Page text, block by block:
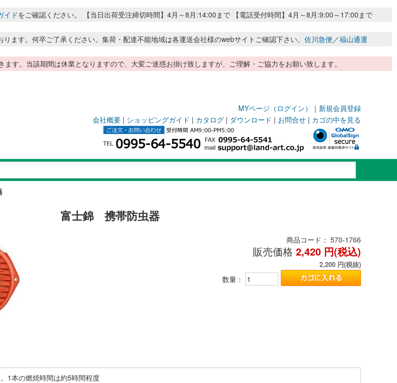
イドをご確認ください。 【当日出荷受注締切時間】4月～8月:14:00まで 【電話受付時間】4月～8月:9:00～17:00まで
ます。何卒ご了承ください。集荷・配達不能地域は各運送会社様のwebサイトご確認下さい。 佐川急便／福山通運
す。当該期間は休業となりますので、大変ご迷惑お掛け致しますが、ご理解・ご協力をお願い致します。
MYページ（ログイン） ｜ 新規会員登録
会社概要 | ショッピングガイド | カタログ | ダウンロード | お問合せ | カゴの中を見る
富士錦 携帯防虫器
商品コード： 570-1766
販売価格 2,420 円(税込)
2,200 円(税抜)
数量：
1本の燃焼時間は約5時間程度